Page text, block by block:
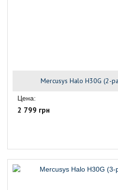
Mercusys Halo H30G (2-
Цена:
2 799 грн